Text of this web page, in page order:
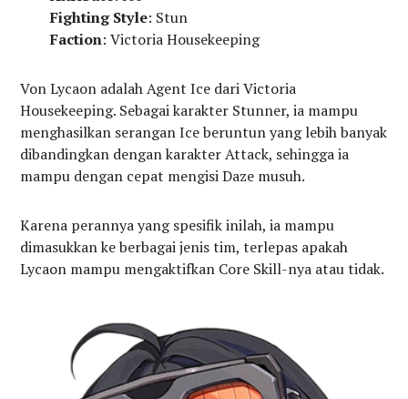
Fighting Style: Stun
Faction: Victoria Housekeeping
Von Lycaon adalah Agent Ice dari Victoria
Housekeeping. Sebagai karakter Stunner, ia mampu
menghasilkan serangan Ice beruntun yang lebih banyak
dibandingkan dengan karakter Attack, sehingga ia
mampu dengan cepat mengisi Daze musuh.
Karena perannya yang spesifik inilah, ia mampu
dimasukkan ke berbagai jenis tim, terlepas apakah
Lycaon mampu mengaktifkan Core Skill-nya atau tidak.